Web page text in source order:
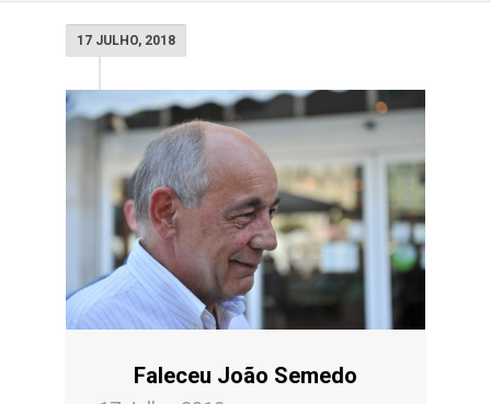
17 JULHO, 2018
Faleceu João Semedo